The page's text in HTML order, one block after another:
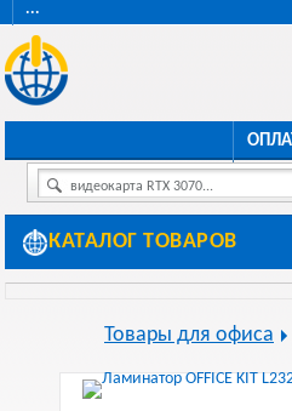
···
видеокарта RTX 3070...
КАТАЛОГ ТОВАРОВ
Товары для офиса